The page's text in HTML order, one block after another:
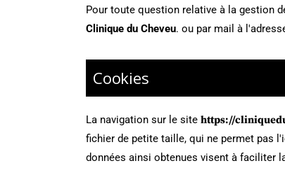
Pour toute question relative à la gestion
Clinique du Cheveu. ou par mail à
Cookies
La navigation sur le site https://
fichier de petite taille, qui ne permet pas
données ainsi obtenues visent à faciliter